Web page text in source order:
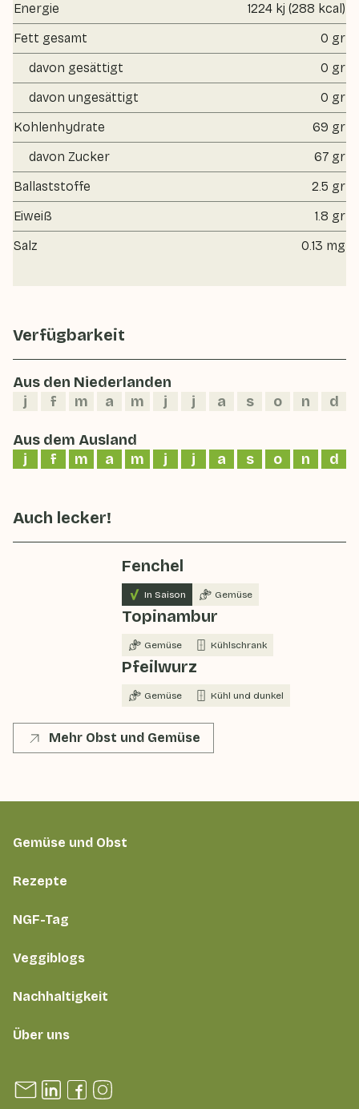
Energie
1224 kj (288 kcal)
Fett gesamt
0 gr
davon gesättigt
0 gr
davon ungesättigt
0 gr
Kohlenhydrate
69 gr
davon Zucker
67 gr
Ballaststoffe
2.5 gr
Eiweiß
1.8 gr
Salz
0.13 mg
Verfügbarkeit
Aus den Niederlanden
j
f m a m j j a s o n d
Aus dem Ausland
j
f m a m j j a s o n d
Auch lecker!
Fenchel
In Saison Gemüse
Topinambur
Gemüse Kühlschrank
Pfeilwurz
Gemüse Kühl und dunkel
Mehr Obst und Gemüse
Gemüse und Obst
Rezepte
NGF-Tag
Veggiblogs
Nachhaltigkeit
Über uns